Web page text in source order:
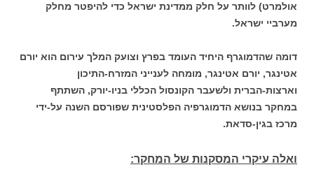
אולמרט) לוותר על חלק ממדינת ישראל כדי להיפטר מחלק
מערביי ישראל.
דומה שהדמוגרף היחיד העומד בפרץ וצועק המלך עירום הוא יורם
אטינגר, יורם אטינגר, מומחה לענייני המזרח-התיכון
וארצות-הברית ולשעבר הקונסול הכללי בניו-יורק, השתתף
במחקר בנושא הדמוגרפיה הפלסטינית שפורסם השנה על-ידי
מרכז בגין-סדאת.
ואלה עיקרי המסקנות של המחקר: